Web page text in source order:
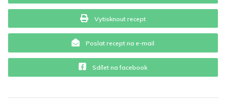
Vytisknout recept
Poslat recept na e-mail
Sdílet na facebook